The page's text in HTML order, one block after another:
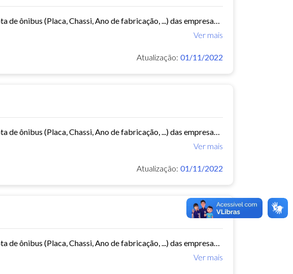
Este conjunto de dados contém informações da frota de ônibus (Placa, Chassi, Ano de fabricação, ...) das empresas de Transporte Público Municipal. Mês de referência: 06/2014.
Ver mais
Atualização: 01/11/2022
Este conjunto de dados contém informações da frota de ônibus (Placa, Chassi, Ano de fabricação, ...) das empresas de Transporte Público Municipal. Mês de referência: 02/2015.
Ver mais
Atualização: 01/11/2022
Este conjunto de dados contém informações da frota de ônibus (Placa, Chassi, Ano de fabricação, ...) das empresas de Transporte Público Municipal. Mês de referência: 04/2015.
Ver mais